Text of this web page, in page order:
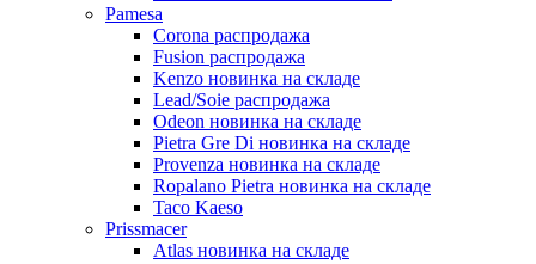
Pamesa
Corona распродажа
Fusion распродажа
Kenzo новинка на складе
Lead/Soie распродажа
Odeon новинка на складе
Pietra Gre Di новинка на складе
Provenza новинка на складе
Ropalano Pietra новинка на складе
Taco Kaeso
Prissmacer
Atlas новинка на складе